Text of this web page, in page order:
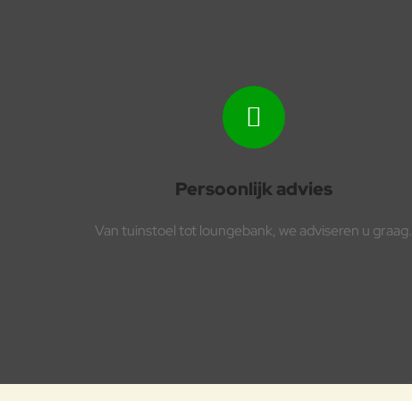
Persoonlijk advies
Van tuinstoel tot loungebank, we adviseren u graag.